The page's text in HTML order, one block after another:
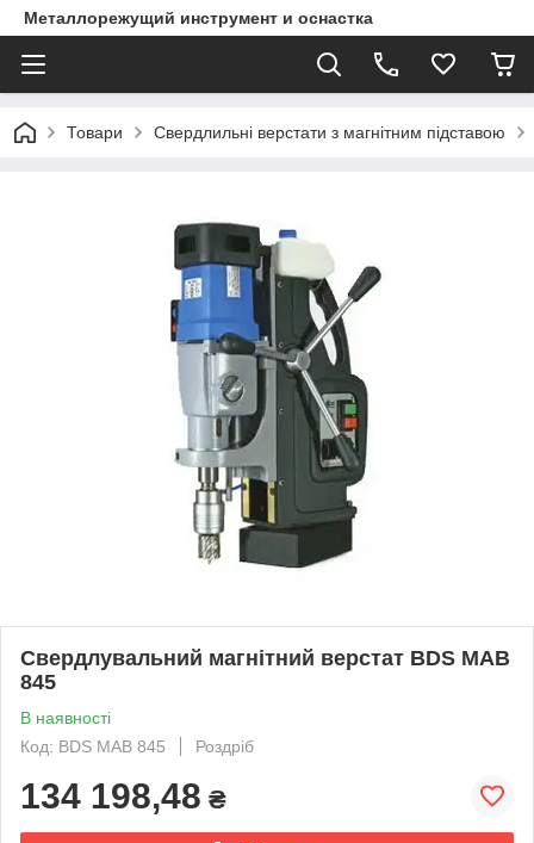
Металлорежущий инструмент и оснастка
Товари Свердлильні верстати з магнітним підставою
Свердлувальний магнітний верстат BDS MAB
845
В наявності
Код: BDS MAB 845
Роздріб
134 198,48 ₴